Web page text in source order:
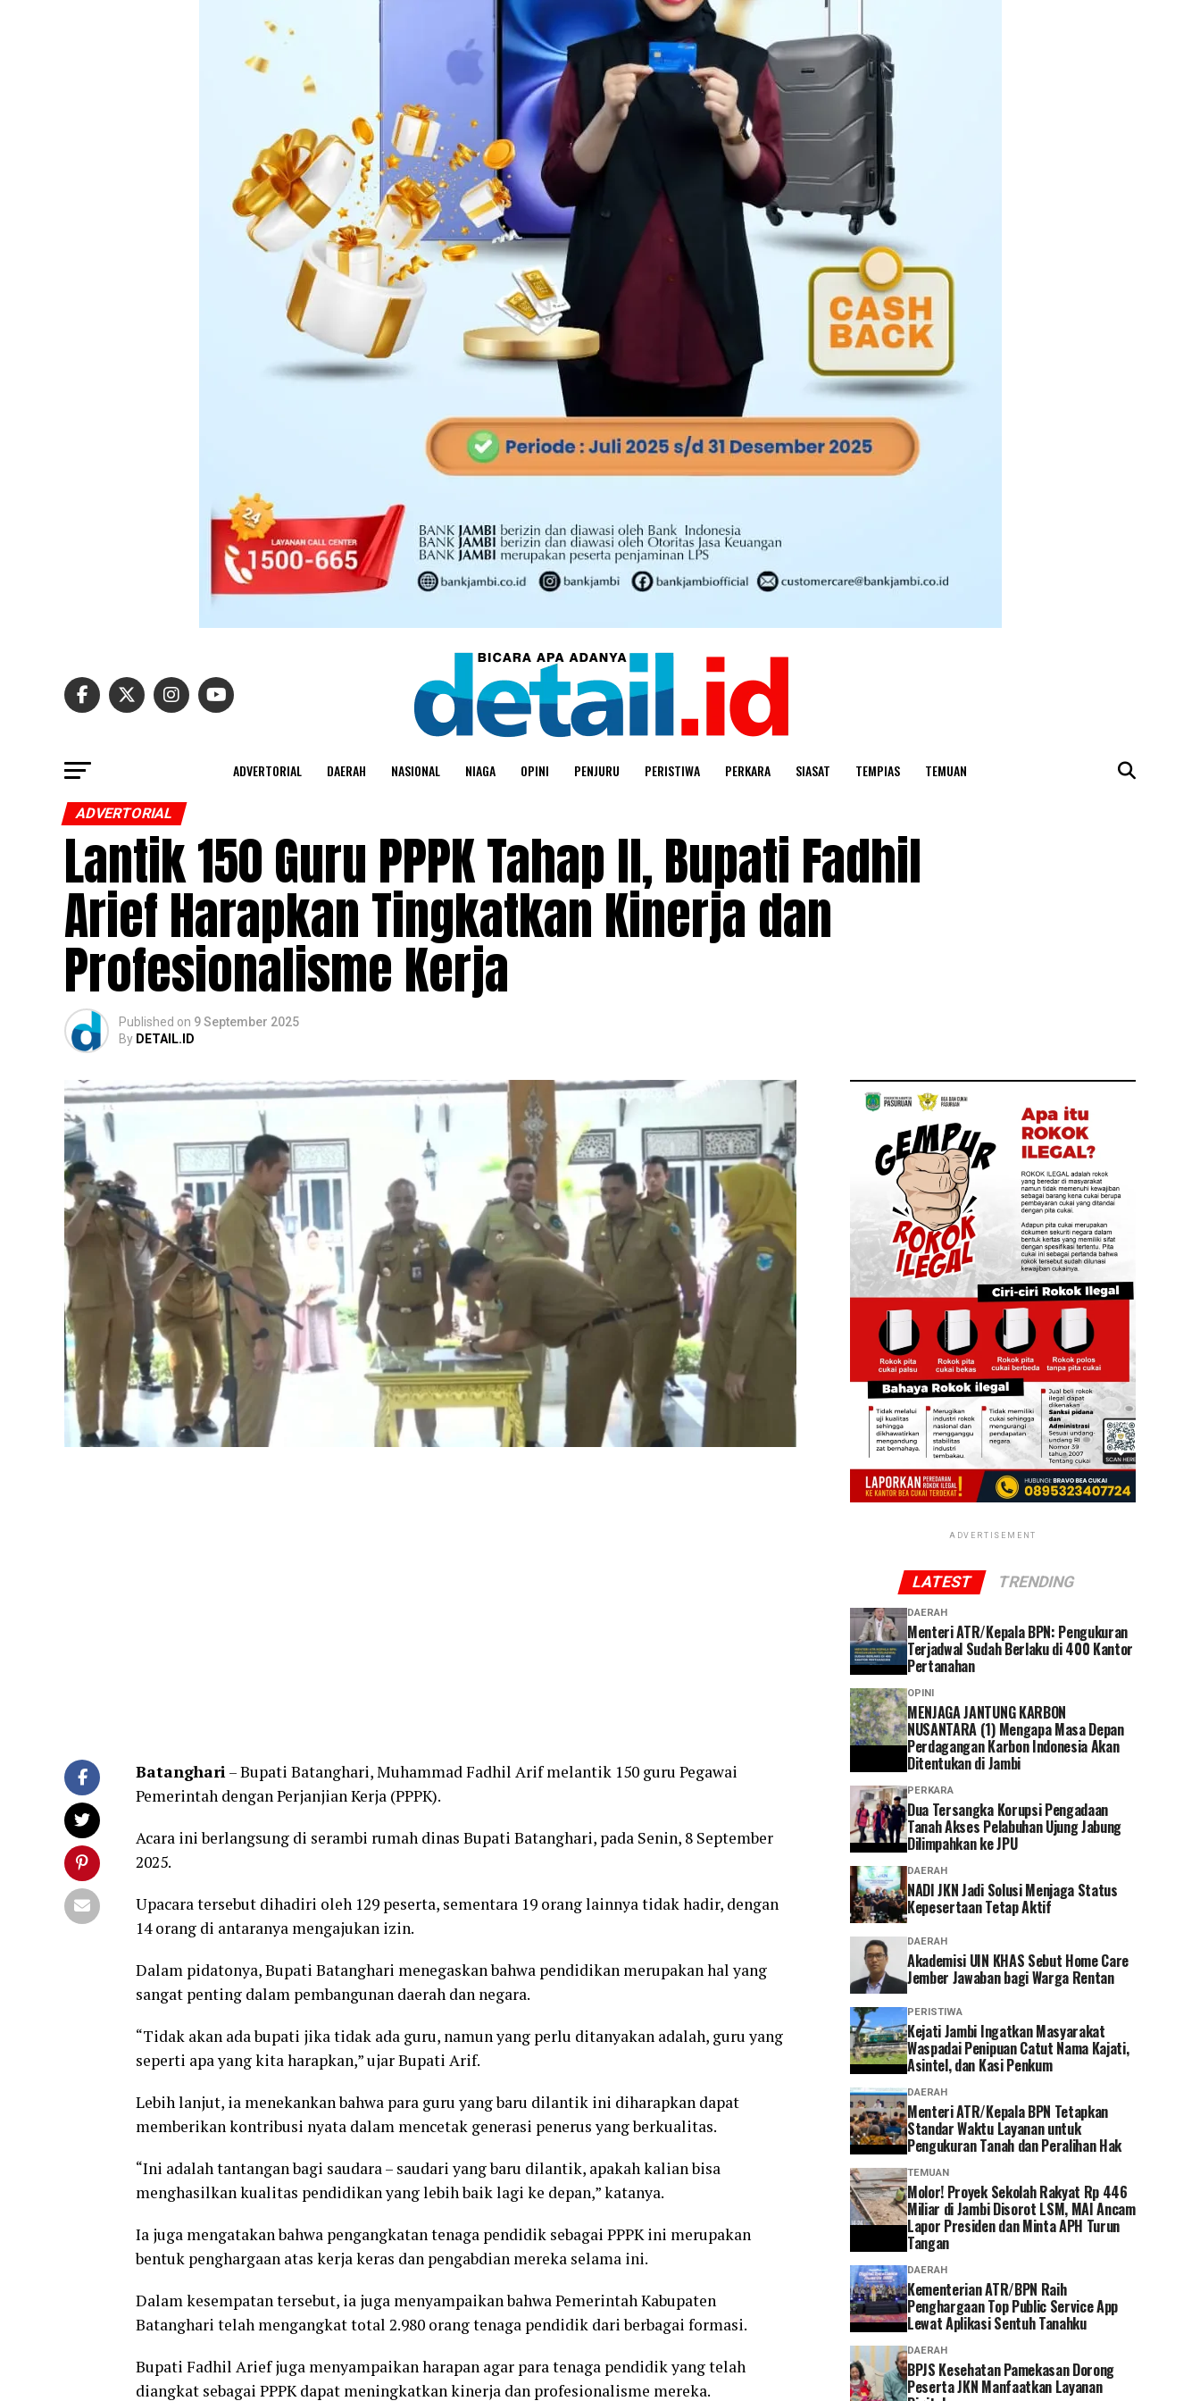
ADVERTORIAL DAERAH NASIONAL NIAGA OPINI PENJURU PERISTIWA PERKARA SIASAT TEMPIAS TEMUAN
ADVERTORIAL
Lantik 150 Guru PPPK Tahap ll, Bupati Fadhil
Arief Harapkan Tingkatkan Kinerja dan
Profesionalisme Kerja
Published on 9 September 2025
By DETAIL.ID
Batanghari– Bupati Batanghari, Muhammad Fadhil Arif melantik 150 guru Pegawai
Pemerintah dengan Perjanjian Kerja (PPPK).
Acara ini berlangsung di serambi rumah dinas Bupati Batanghari, pada Senin, 8 September
2025.
Upacara tersebut dihadiri oleh 129 peserta, sementara 19 orang lainnya tidak hadir, dengan
14 orang di antaranya mengajukan izin.
Dalam pidatonya, Bupati Batanghari menegaskan bahwa pendidikan merupakan hal yang
sangat penting dalam pembangunan daerah dan negara.
“Tidak akan ada bupati jika tidak ada guru, namun yang perlu ditanyakan adalah, guru yang
seperti apa yang kita harapkan,” ujar Bupati Arif.
Lebih lanjut, ia menekankan bahwa para guru yang baru dilantik ini diharapkan dapat
memberikan kontribusi nyata dalam mencetak generasi penerus yang berkualitas.
“Ini adalah tantangan bagi saudara – saudari yang baru dilantik, apakah kalian bisa
menghasilkan kualitas pendidikan yang lebih baik lagi ke depan,” katanya.
Ia juga mengatakan bahwa pengangkatan tenaga pendidik sebagai PPPK ini merupakan
bentuk penghargaan atas kerja keras dan pengabdian mereka selama ini.
Dalam kesempatan tersebut, ia juga menyampaikan bahwa Pemerintah Kabupaten
Batanghari telah mengangkat total 2.980 orang tenaga pendidik dari berbagai formasi.
Bupati Fadhil Arief juga menyampaikan harapan agar para tenaga pendidik yang telah
diangkat sebagai PPPK dapat meningkatkan kinerja dan profesionalisme mereka.
ADVERTISEMENT
LATEST TRENDING
DAERAH
Menteri ATR/Kepala BPN: Pengukuran
Terjadwal Sudah Berlaku di 400 Kantor
Pertanahan
OPINI
MENJAGA JANTUNG KARBON
NUSANTARA (1) Mengapa Masa Depan
Perdagangan Karbon Indonesia Akan
Ditentukan di Jambi
PERKARA
Dua Tersangka Korupsi Pengadaan
Tanah Akses Pelabuhan Ujung Jabung
Dilimpahkan ke JPU
DAERAH
NADI JKN Jadi Solusi Menjaga Status
Kepesertaan Tetap Aktif
DAERAH
Akademisi UIN KHAS Sebut Home Care
Jember Jawaban bagi Warga Rentan
PERISTIWA
‎Kejati Jambi Ingatkan Masyarakat
Waspadai Penipuan Catut Nama Kajati,
Asintel, dan Kasi Penkum
DAERAH
Menteri ATR/Kepala BPN Tetapkan
Standar Waktu Layanan untuk
Pengukuran Tanah dan Peralihan Hak
TEMUAN
Molor! Proyek Sekolah Rakyat Rp 446
Miliar di Jambi Disorot LSM, MAI Ancam
Lapor Presiden dan Minta APH Turun
Tangan
DAERAH
Kementerian ATR/BPN Raih
Penghargaan Top Public Service App
Lewat Aplikasi Sentuh Tanahku
DAERAH
BPJS Kesehatan Pamekasan Dorong
Peserta JKN Manfaatkan Layanan